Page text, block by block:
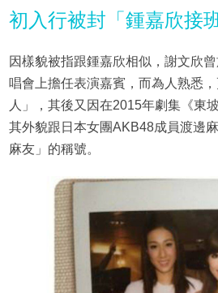
初入行被封「鍾嘉欣接班
因樣貌被指跟鍾嘉欣相似，謝文欣
唱會上擔任表演嘉賓，而為人熟悉
人」，其後又因在2015年劇集《東
其外貌跟日本女團AKB48成員渡邊
麻友」的稱號。